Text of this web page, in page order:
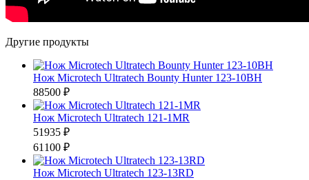
Другие продукты
Нож Microtech Ultratech Bounty Hunter 123-10BH
88500 ₽
Нож Microtech Ultratech 121-1MR
51935 ₽
61100 ₽
Нож Microtech Ultratech 123-13RD